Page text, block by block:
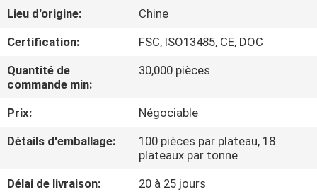
VR
SHOW
AU
SUJET
DE
Lieu d'origine:
Chine
Certification:
FSC, ISO13485, CE, DOC
Quantité de
commande min:
30,000 pièces
Prix:
Négociable
Détails d'emballage:
100 pièces par plateau, 18
plateaux par tonne
Délai de livraison:
20 à 25 jours